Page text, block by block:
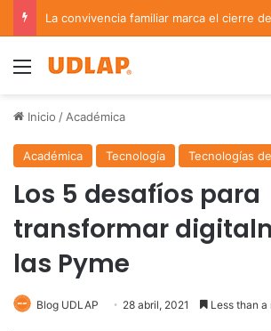
Menu
Inicio / Académica
Académica Tecnología Tecnologías
Los 5 desafíos para
transformar
las Pyme
Blog UDLAP 28 abril, 2021 Less than a